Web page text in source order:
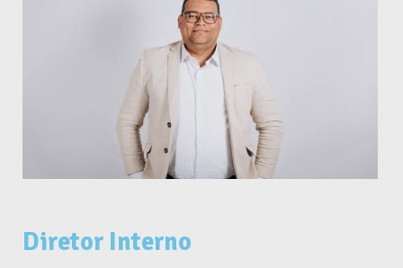
Diretor Interno